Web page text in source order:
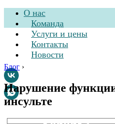
О нас
Команда
Услуги и цены
Контакты
Новости
Стоматологическая
Блог ›
Нарушение
инсульте